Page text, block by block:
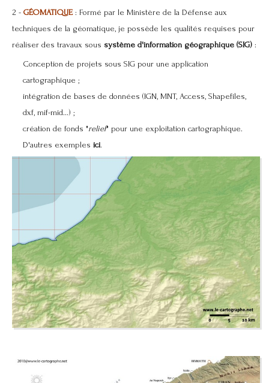
2 - GÉOMATIQUE : Formé par le Ministère de la Défense aux
techniques de la géomatique, je possède les qualités requises pour
réaliser des travaux sous système d'information géographique (SIG) :
Conception de projets sous SIG pour une application
cartographique ;
intégration de bases de données (IGN, MNT, Access, Shapefiles,
dxf, mif-mid...) ;
création de fonds "relief" pour une exploitation cartographique.
D'autres exemples ici.